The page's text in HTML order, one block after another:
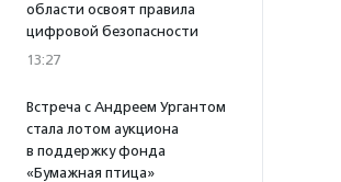
области освоят правила
цифровой безопасности
13:27
Встреча с Андреем Ургантом
стала лотом аукциона
в поддержку фонда
«Бумажная птица»